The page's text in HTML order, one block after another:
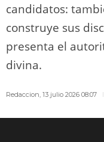
candidatos:
construye sus
presenta el
divina.
Redaccion 13 julio 2026 08:07